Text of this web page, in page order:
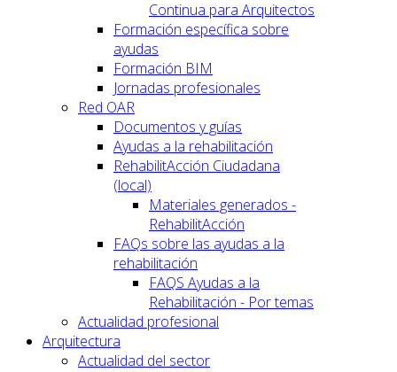
Continua para Arquitectos
Formación específica sobre
ayudas
Formación BIM
Jornadas profesionales
Red OAR
Documentos y guías
Ayudas a la rehabilitación
RehabilitAcción Ciudadana
(local)
Materiales generados -
RehabilitAcción
FAQs sobre las ayudas a la
rehabilitación
FAQS Ayudas a la
Rehabilitación - Por temas
Actualidad profesional
Arquitectura
Actualidad del sector